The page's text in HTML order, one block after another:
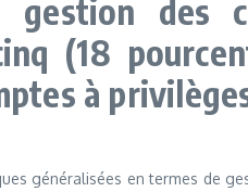
des
(18
à
généralisées en termes de